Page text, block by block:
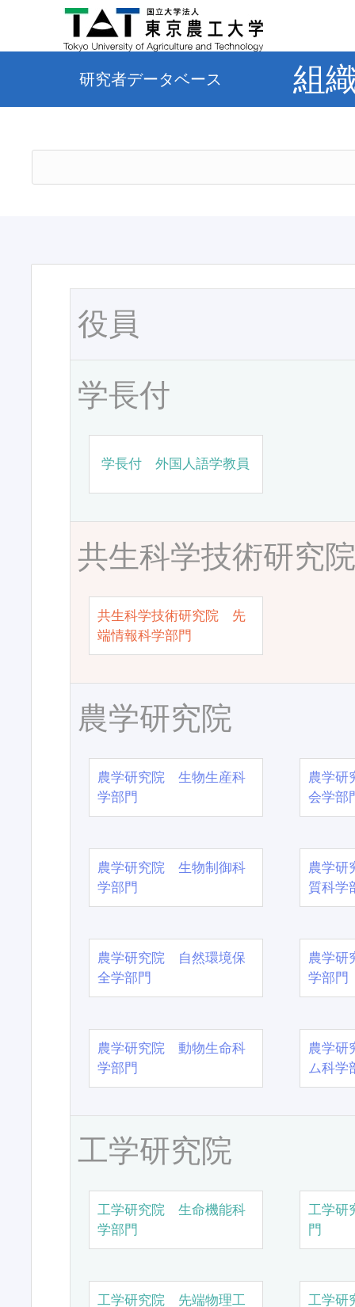
研究者データベース 組
役員
学長付
学長付 外国人語学教員
共生科学技術研究
共生科学技術研究院 先
端情報科学部門
農学研究院
農学研究院 生物生産科
学部門
農学
会学部
農学研究院 生物制御科
学部門
農学
質科学
農学研究院 自然環境保
全学部門
農学
学部門
農学研究院 動物生命科
学部門
農学
ム科学
工学研究院
工学研究院 生命機能科
学部門
工学研
門
工学研究院 先端物理工
工学研